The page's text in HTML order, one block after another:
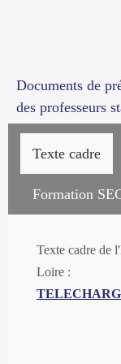
Documents de
des professeurs
Texte cadre
Formation
Texte cadre de
Loire :